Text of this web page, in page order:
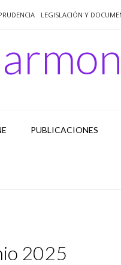
LEGISLACIÓN Y
PUBLICACIONES
2025